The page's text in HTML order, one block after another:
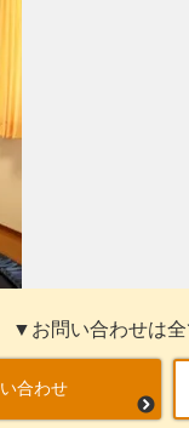
▼お問い合わせは
合わせ